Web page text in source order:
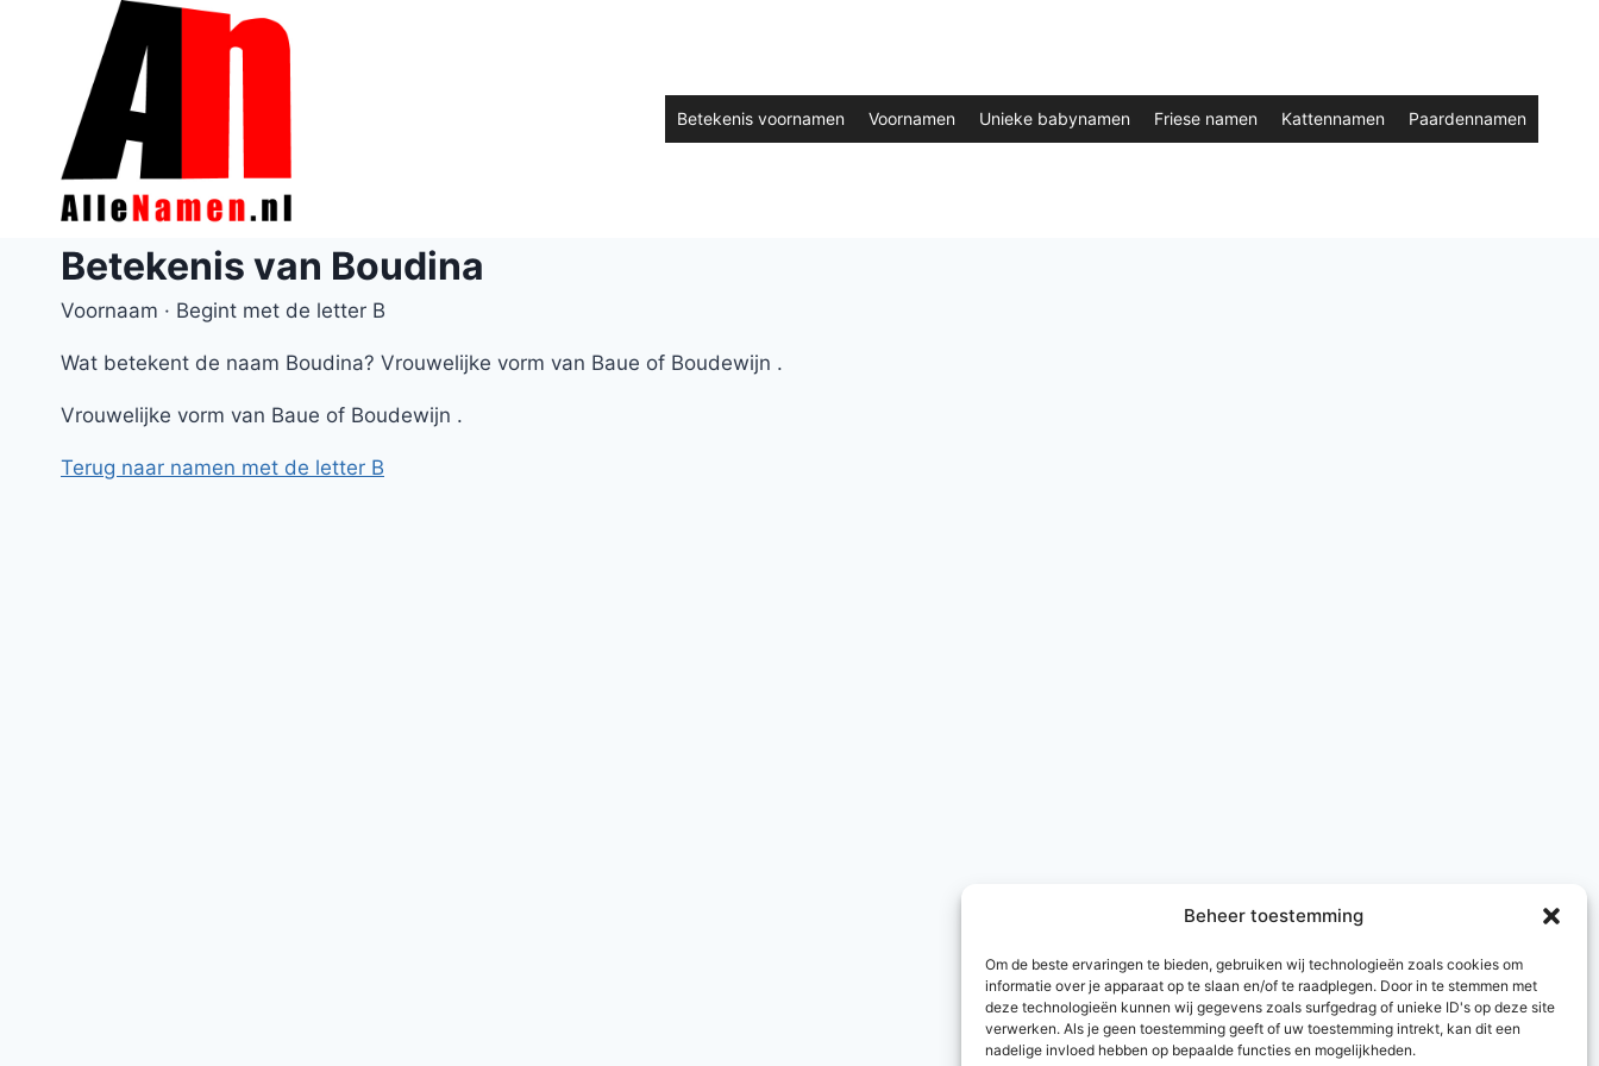
Beheer toestemming
Om de beste ervaringen te bieden, gebruiken wij technologieën zoals cookies om
informatie over je apparaat op te slaan en/of te raadplegen. Door in te stemmen met
deze technologieën kunnen wij gegevens zoals surfgedrag of unieke ID's op deze site
verwerken. Als je geen toestemming geeft of uw toestemming intrekt, kan dit een
nadelige invloed hebben op bepaalde functies en mogelijkheden.
Betekenis voornamen Voornamen Unieke babynamen Friese namen Kattennamen Paardennamen
Betekenis van Boudina
Voornaam · Begint met de letter B
Wat betekent de naam Boudina? Vrouwelijke vorm van Baue of Boudewijn .
Vrouwelijke vorm van Baue of Boudewijn .
Terug naar namen met de letter B